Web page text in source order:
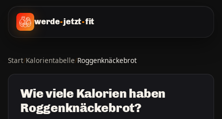
werde-jetzt-fit
Start/Kalorientabelle/Roggenknäckebrot
Wie viele Kalorien haben
Roggenknäckebrot?